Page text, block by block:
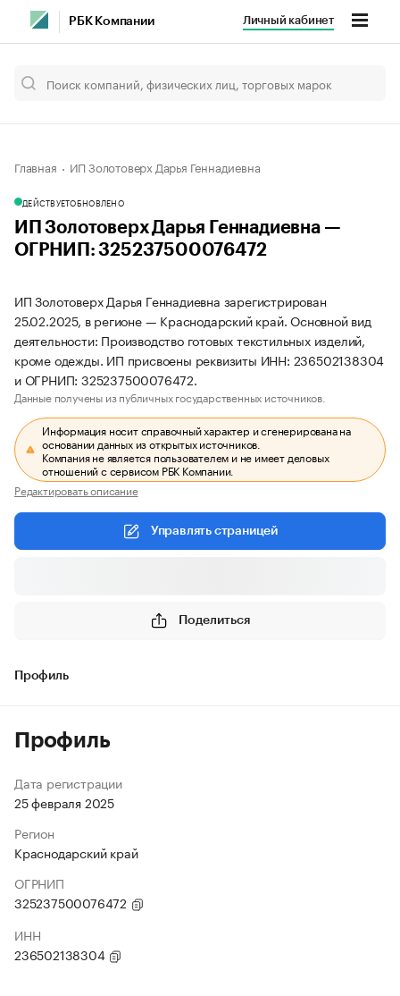
РБК Компании Личный кабинет
Главная ИП Золотоверх Дарья Геннадиевна
ДЕЙСТВУЕТОБНОВЛЕНО
ИП Золотоверх Дарья Геннадиевна —
ОГРНИП: 325237500076472
ИП Золотоверх Дарья Геннадиевна зарегистрирован
25.02.2025, в регионе — Краснодарский край. Основной вид
деятельности: Производство готовых текстильных изделий,
кроме одежды. ИП присвоены реквизиты ИНН: 236502138304
и ОГРНИП: 325237500076472.
Данные получены из публичных государственных источников.
Информация носит справочный характер и сгенерирована на
основании данных из открытых источников.
Компания не является пользователем и не имеет деловых
отношений с сервисом РБК Компании.
Редактировать описание
Управлять страницей
Поделиться
Профиль
Профиль
Дата регистрации
25 февраля 2025
Регион
Краснодарский край
ОГРНИП
325237500076472
ИНН
236502138304